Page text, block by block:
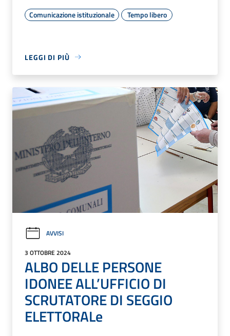
Comunicazione istituzionale Tempo libero
LEGGI DI PIÙ
AVVISI
3 OTTOBRE 2024
ALBO DELLE PERSONE
IDONEE ALL’UFFICIO DI
SCRUTATORE DI SEGGIO
ELETTORALe